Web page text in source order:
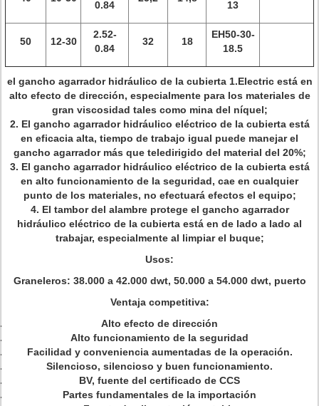
0.84 13
50 12-30
2.52-
0.84
32 18
EH50-30-
18.5
el gancho agarrador hidráulico de la cubierta 1.Electric está en
alto efecto de dirección, especialmente para los materiales de
gran viscosidad tales como mina del níquel;
2. El gancho agarrador hidráulico eléctrico de la cubierta está
en eficacia alta, tiempo de trabajo igual puede manejar el
gancho agarrador más que teledirigido del material del 20%;
3. El gancho agarrador hidráulico eléctrico de la cubierta está
en alto funcionamiento de la seguridad, cae en cualquier
punto de los materiales, no efectuará efectos el equipo;
4. El tambor del alambre protege el gancho agarrador
hidráulico eléctrico de la cubierta está en de lado a lado al
trabajar, especialmente al limpiar el buque;
Usos:
Graneleros: 38.000 a 42.000 dwt, 50.000 a 54.000 dwt, puerto
Ventaja competitiva:
Alto efecto de dirección
Alto funcionamiento de la seguridad
Facilidad y conveniencia aumentadas de la operación.
Silencioso, silencioso y buen funcionamiento.
BV, fuente del certificado de CCS
Partes fundamentales de la importación